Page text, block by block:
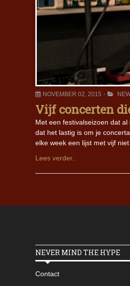
NOVEMBER 02, 2015
Vijf concerten
Met een festivalseizoen dat
dat het lastig is om je
elke week een lijst met vijf
Lees verder..
NEVER MIND THE HYPE
Contact